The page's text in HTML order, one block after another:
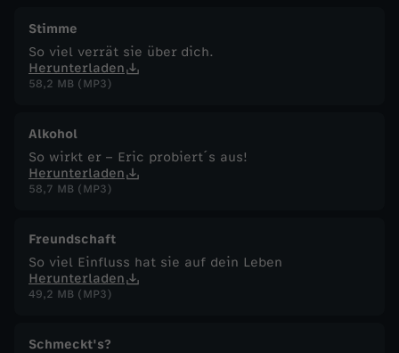
Stimme
So viel verrät sie über dich.
Herunterladen
58,2 MB (MP3)
Alkohol
So wirkt er – Eric probiert´s aus!
Herunterladen
58,7 MB (MP3)
Freundschaft
So viel Einfluss hat sie auf dein Leben
Herunterladen
49,2 MB (MP3)
Schmeckt's?